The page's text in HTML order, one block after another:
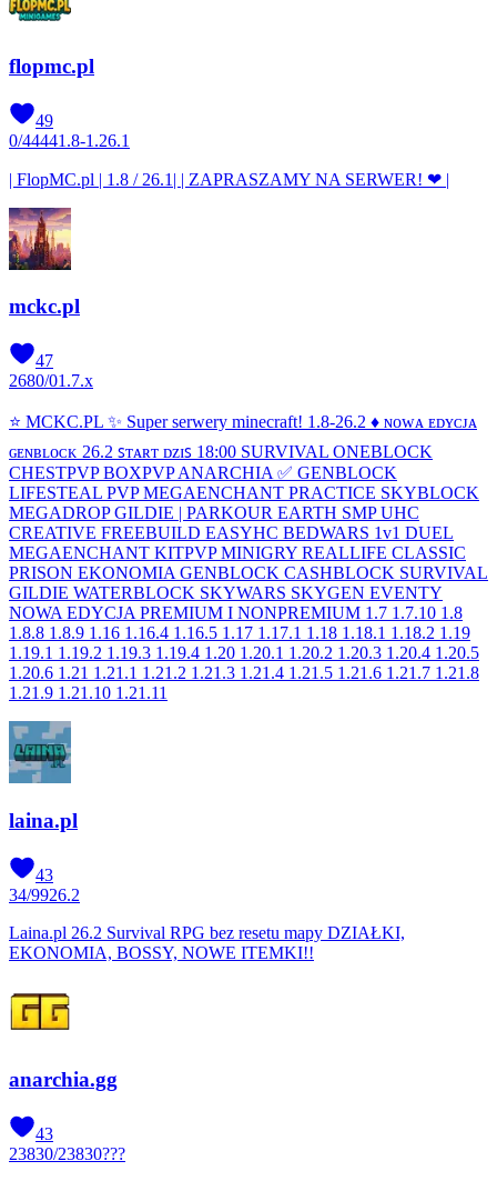
flopmc.pl
49
0/44441.8-1.26.1
| FlopMC.pl | 1.8 / 26.1| | ZAPRASZAMY NA SERWER! ❤ |
mckc.pl
47
2680/01.7.x
⭐ MCKC.PL ✨ Super serwery minecraft! 1.8-26.2 ♦ ɴᴏᴡᴀ ᴇᴅʏᴄᴊᴀ
ɢᴇɴʙʟᴏᴄᴋ 26.2 ꜱᴛᴀʀᴛ ᴅᴢɪꜱ 18:00 SURVIVAL ONEBLOCK
CHESTPVP BOXPVP ANARCHIA ✅ GENBLOCK
LIFESTEAL PVP MEGAENCHANT PRACTICE SKYBLOCK
MEGADROP GILDIE | PARKOUR EARTH SMP UHC
CREATIVE FREEBUILD EASYHC BEDWARS 1v1 DUEL
MEGAENCHANT KITPVP MINIGRY REALLIFE CLASSIC
PRISON EKONOMIA GENBLOCK CASHBLOCK SURVIVAL
GILDIE WATERBLOCK SKYWARS SKYGEN EVENTY
NOWA EDYCJA PREMIUM I NONPREMIUM 1.7 1.7.10 1.8
1.8.8 1.8.9 1.16 1.16.4 1.16.5 1.17 1.17.1 1.18 1.18.1 1.18.2 1.19
1.19.1 1.19.2 1.19.3 1.19.4 1.20 1.20.1 1.20.2 1.20.3 1.20.4 1.20.5
1.20.6 1.21 1.21.1 1.21.2 1.21.3 1.21.4 1.21.5 1.21.6 1.21.7 1.21.8
1.21.9 1.21.10 1.21.11
laina.pl
43
34/9926.2
Laina.pl 26.2 Survival RPG bez resetu mapy DZIAŁKI,
EKONOMIA, BOSSY, NOWE ITEMKI!!
anarchia.gg
43
23830/23830???